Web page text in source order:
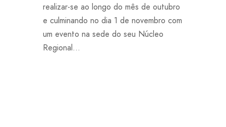
realizar-se ao longo do mês de outubro
e culminando no dia 1 de novembro com
um evento na sede do seu Núcleo
Regional...